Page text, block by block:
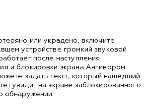
или украдено, включите
устройстве громкий звуковой
после наступления
и блокировки экрана Антивором
задать текст, который нашедший
увидит на экране заблокированного
обнаружении.